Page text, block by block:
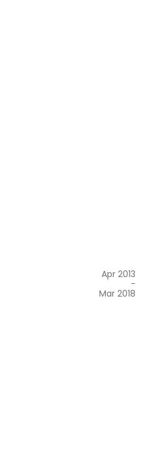
Apr 2013
-
Mar 2018